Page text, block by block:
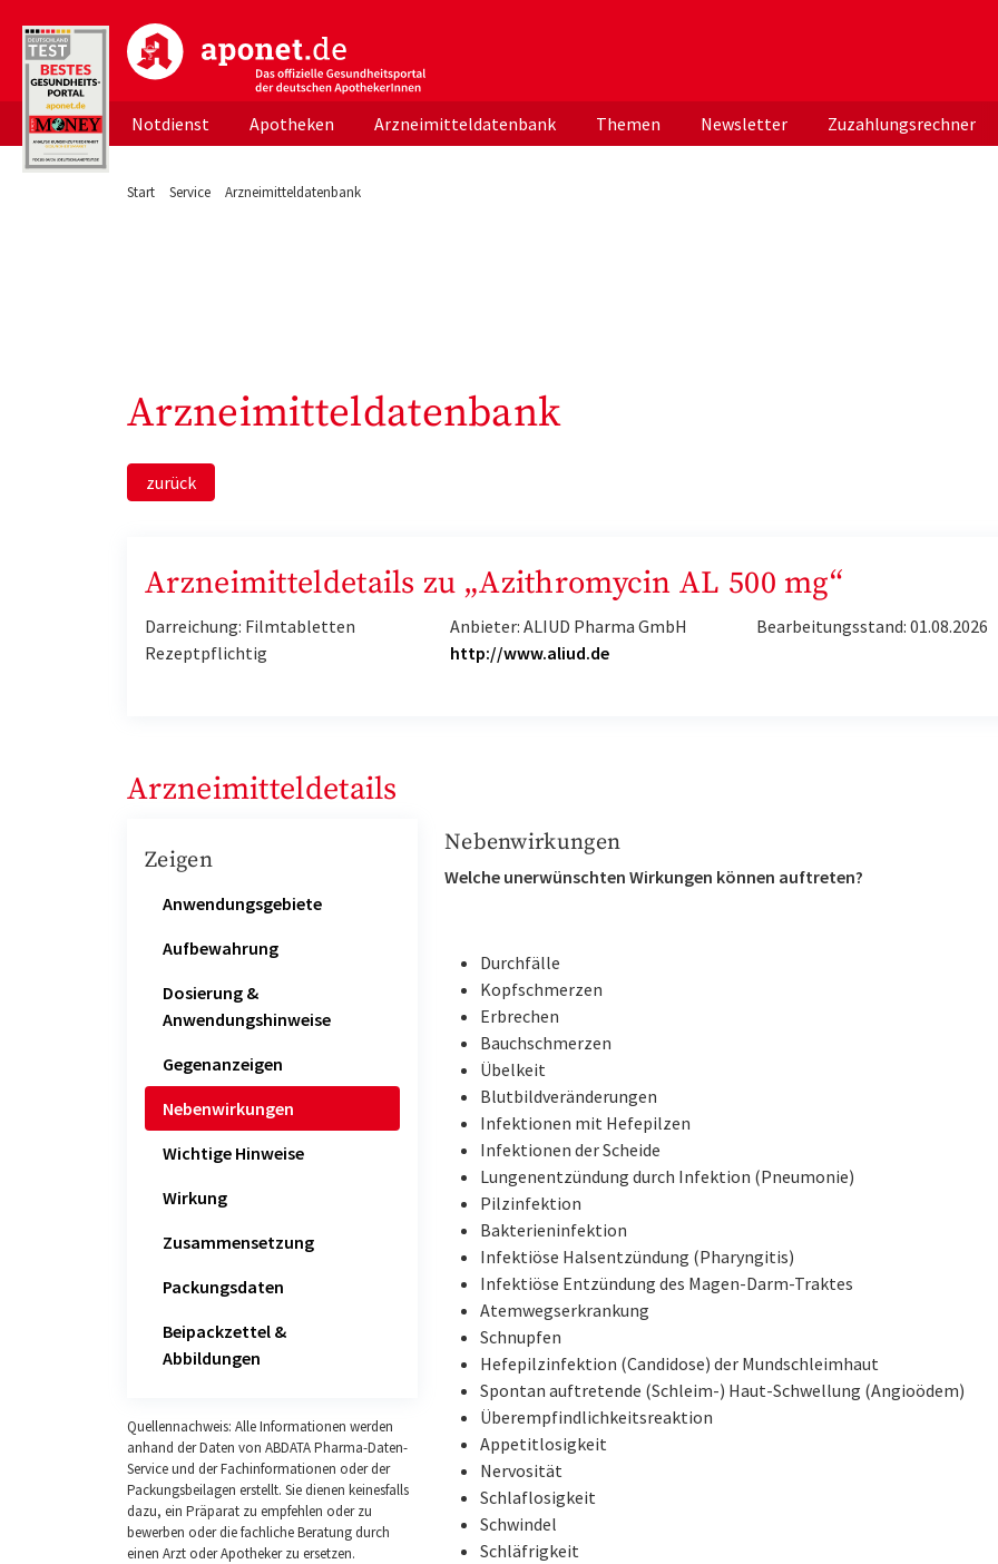
aponet.de - Das offizielle Gesundheitsportal der deutschen ApothekerInnen
Notdienst Apotheken Arzneimitteldatenbank Themen Newsletter Zuzahlungsrechner
Start Service Arzneimitteldatenbank
Arzneimitteldatenbank
zurück
Arzneimitteldetails zu „Azithromycin AL 500 mg“
Darreichung: Filmtabletten
Rezeptpflichtig
Anbieter: ALIUD Pharma GmbH
http://www.aliud.de
Bearbeitungsstand: 01.08.2026
Arzneimitteldetails
Zeigen
Anwendungsgebiete
Aufbewahrung
Dosierung &
Anwendungshinweise
Gegenanzeigen
Nebenwirkungen
Wichtige Hinweise
Wirkung
Zusammensetzung
Packungsdaten
Beipackzettel &
Abbildungen
Quellennachweis: Alle Informationen werden
anhand der Daten von ABDATA Pharma-Daten-
Service und der Fachinformationen oder der
Packungsbeilagen erstellt. Sie dienen keinesfalls
dazu, ein Präparat zu empfehlen oder zu
bewerben oder die fachliche Beratung durch
einen Arzt oder Apotheker zu ersetzen.
Nebenwirkungen
Welche unerwünschten Wirkungen können auftreten?
Durchfälle
Kopfschmerzen
Erbrechen
Bauchschmerzen
Übelkeit
Blutbildveränderungen
Infektionen mit Hefepilzen
Infektionen der Scheide
Lungenentzündung durch Infektion (Pneumonie)
Pilzinfektion
Bakterieninfektion
Infektiöse Halsentzündung (Pharyngitis)
Infektiöse Entzündung des Magen-Darm-Traktes
Atemwegserkrankung
Schnupfen
Hefepilzinfektion (Candidose) der Mundschleimhaut
Spontan auftretende (Schleim-) Haut-Schwellung (Angioödem)
Überempfindlichkeitsreaktion
Appetitlosigkeit
Nervosität
Schlaflosigkeit
Schwindel
Schläfrigkeit